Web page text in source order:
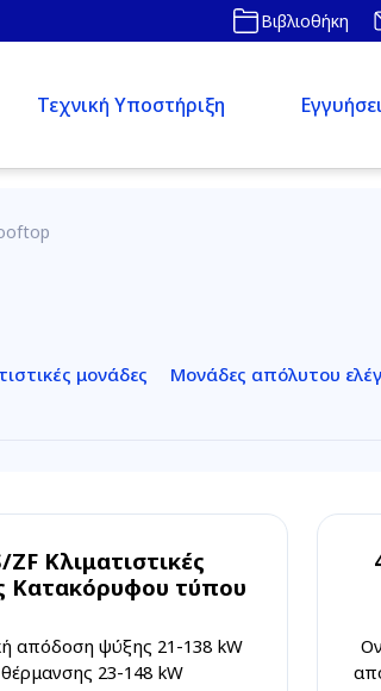
Βιβλιοθήκη
Τεχνική Υποστήριξη
μονάδες Μονάδες απόλυτου
ZF Κλιματιστικές
Κατακόρυφου τύπου
απόδοση ψύξης 21-138 kW
θέρμανσης 23-148 kW